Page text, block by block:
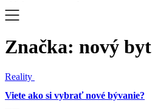
Značka: nový byt
Reality
Viete ako si vybrať nové bývanie?